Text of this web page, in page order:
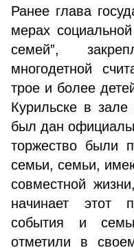
Ранее глава
мерах
семей”,
многодетной
трое и более
Курильске в зале
был дан
торжество были
семьи, семьи,
совместной
начинает этот
события и
отметили в